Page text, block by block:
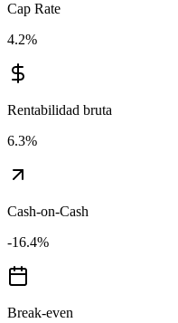
Cap Rate
4.2%
Rentabilidad bruta
6.3%
Cash-on-Cash
-16.4%
Break-even